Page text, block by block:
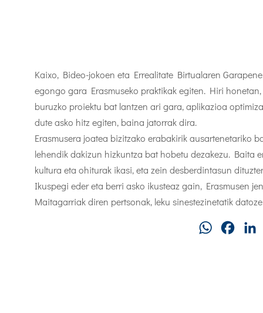
Kaixo, Bideo-jokoen eta Errealitate Birtualaren
egongo gara Erasmuseko praktikak egiten. Hiri
buruzko proiektu bat lantzen ari gara, aplikazioa
dute asko hitz egiten, baina jatorrak dira.
Erasmusera joatea bizitzako erabakirik ausartenetariko
lehendik dakizun hizkuntza bat hobetu dezakezu. Baita
kultura eta ohiturak ikasi, eta zein desberdintasun
Ikuspegi eder eta berri asko ikusteaz gain, Erasmusen
Maitagarriak diren pertsonak, leku sinestezinetatik
WhatsApp